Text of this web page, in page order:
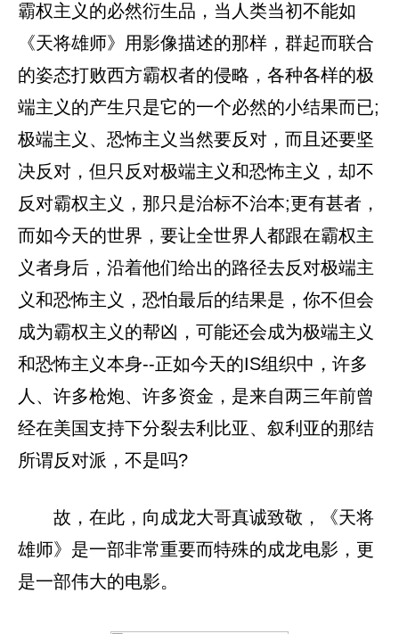
霸权主义的必然衍生品，当人类当初不能如
《天将雄师》用影像描述的那样，群起而联合
的姿态打败西方霸权者的侵略，各种各样的极
端主义的产生只是它的一个必然的小结果而已;
极端主义、恐怖主义当然要反对，而且还要坚
决反对，但只反对极端主义和恐怖主义，却不
反对霸权主义，那只是治标不治本;更有甚者，
而如今天的世界，要让全世界人都跟在霸权主
义者身后，沿着他们给出的路径去反对极端主
义和恐怖主义，恐怕最后的结果是，你不但会
成为霸权主义的帮凶，可能还会成为极端主义
和恐怖主义本身--正如今天的IS组织中，许多
人、许多枪炮、许多资金，是来自两三年前曾
经在美国支持下分裂去利比亚、叙利亚的那结
所谓反对派，不是吗?
故，在此，向成龙大哥真诚致敬，《天将
雄师》是一部非常重要而特殊的成龙电影，更
是一部伟大的电影。